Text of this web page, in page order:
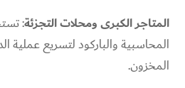
المتاجر الكبرى ومحلات التجزئة:
المحاسبية والباركود لتسريع عملية
المخزون.